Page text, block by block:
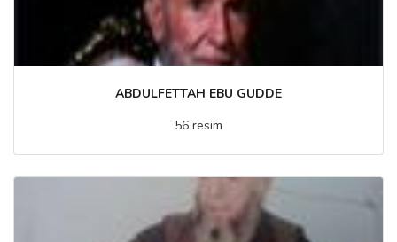
ABDULFETTAH EBU GUDDE
56 resim